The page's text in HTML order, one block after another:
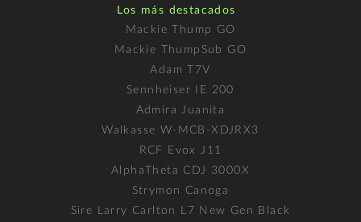
Los más destacados
Mackie Thump GO
Mackie ThumpSub GO
Adam T7V
Sennheiser IE 200
Admira Juanita
Walkasse W-MCB-XDJRX3
RCF Evox J11
AlphaTheta CDJ 3000X
Strymon Canoga
Sire Larry Carlton L7 New Gen Black